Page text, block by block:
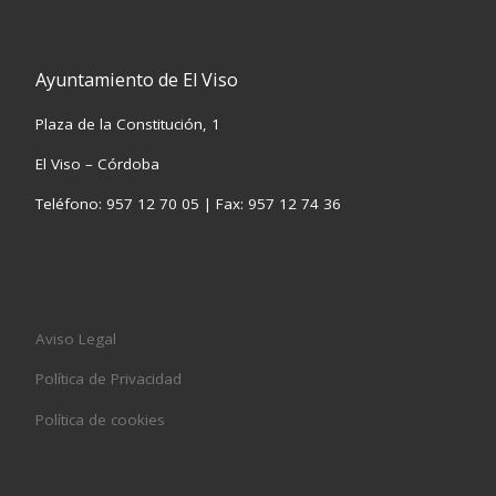
Ayuntamiento de El Viso
Plaza de la Constitución, 1
El Viso – Córdoba
Teléfono: 957 12 70 05 | Fax: 957 12 74 36
Aviso Legal
Política de Privacidad
Política de cookies